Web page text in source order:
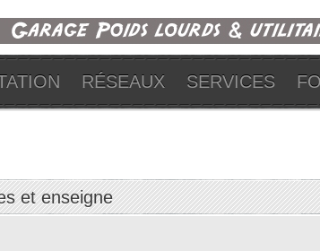
RÉSEAUX SERVICES
et enseigne